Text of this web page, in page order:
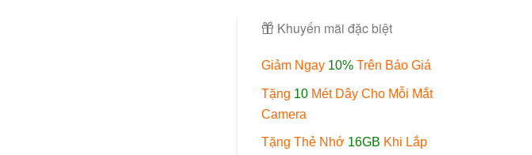
Khuyến mãi đặc biệt
Giảm Ngay 10% Trên Báo Giá
Tặng 10 Mét Dây Cho Mỗi Mắt
Camera
Tặng Thẻ Nhớ 16GB Khi Lắp